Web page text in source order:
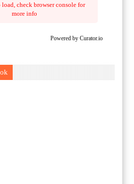
check browser console for
more info
Powered by Curator.io